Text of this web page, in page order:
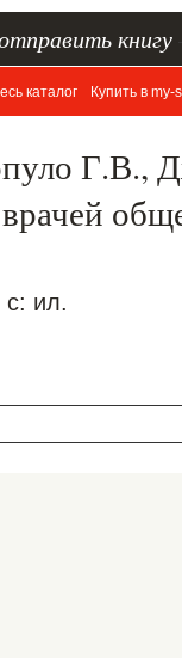
книгу
каталог Купить в my-
Г.В.,
ил.